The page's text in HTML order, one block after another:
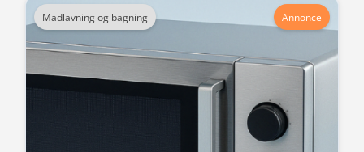
Madlavning og bagning Annonce